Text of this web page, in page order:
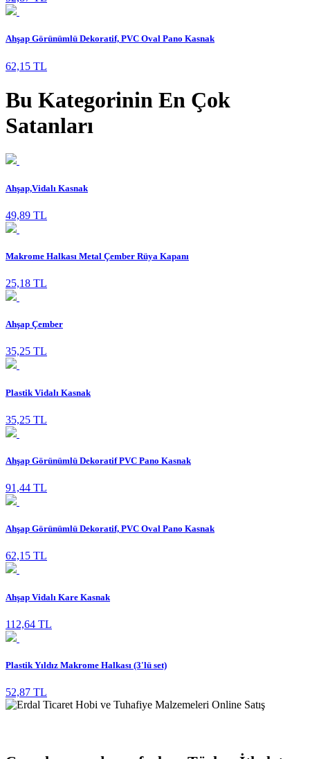
Ahşap Görünümlü Dekoratif, PVC Oval Pano Kasnak
62,15 TL
Bu Kategorinin En Çok
Satanları
Ahşap,Vidalı Kasnak
49,89 TL
Makrome Halkası Metal Çember Rüya Kapanı
25,18 TL
Ahşap Çember
35,25 TL
Plastik Vidalı Kasnak
35,25 TL
Ahşap Görünümlü Dekoratif PVC Pano Kasnak
91,44 TL
Ahşap Görünümlü Dekoratif, PVC Oval Pano Kasnak
62,15 TL
Ahşap Vidalı Kare Kasnak
112,64 TL
Plastik Yıldız Makrome Halkası (3'lü set)
52,87 TL